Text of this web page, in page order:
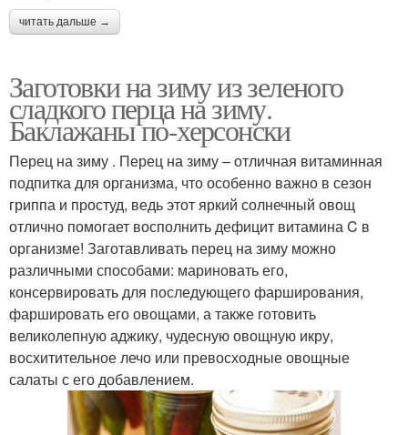
читать дальше →
Заготовки на зиму из зеленого
сладкого перца на зиму.
Баклажаны по-херсонски
Перец на зиму . Перец на зиму – отличная витаминная
подпитка для организма, что особенно важно в сезон
гриппа и простуд, ведь этот яркий солнечный овощ
отлично помогает восполнить дефицит витамина C в
организме! Заготавливать перец на зиму можно
различными способами: мариновать его,
консервировать для последующего фарширования,
фаршировать его овощами, а также готовить
великолепную аджику, чудесную овощную икру,
восхитительное лечо или превосходные овощные
салаты с его добавлением.